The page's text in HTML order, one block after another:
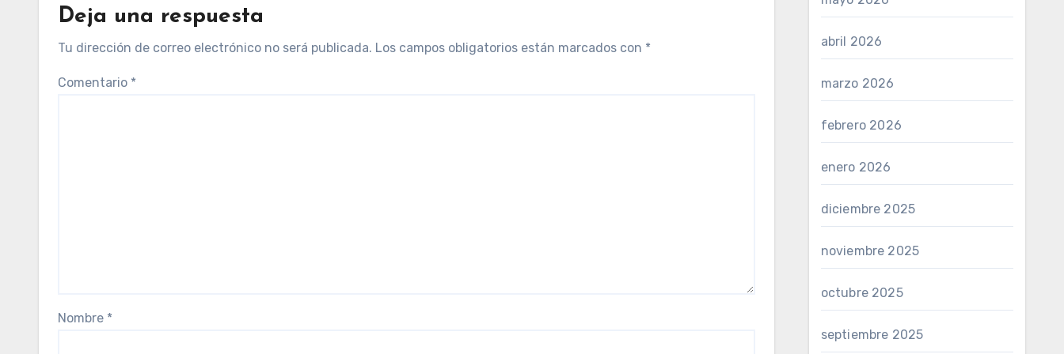
Deja una respuesta
Tu dirección de correo electrónico no será publicada. Los campos obligatorios están marcados con *
Comentario *
Nombre *
abril 2026
marzo 2026
febrero 2026
enero 2026
diciembre 2025
noviembre 2025
octubre 2025
septiembre 2025